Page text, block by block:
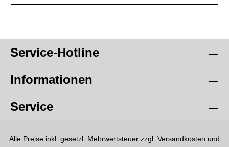
Service-Hotline
Informationen
Service
Alle Preise inkl. gesetzl. Mehrwertsteuer zzgl. Versandkosten und